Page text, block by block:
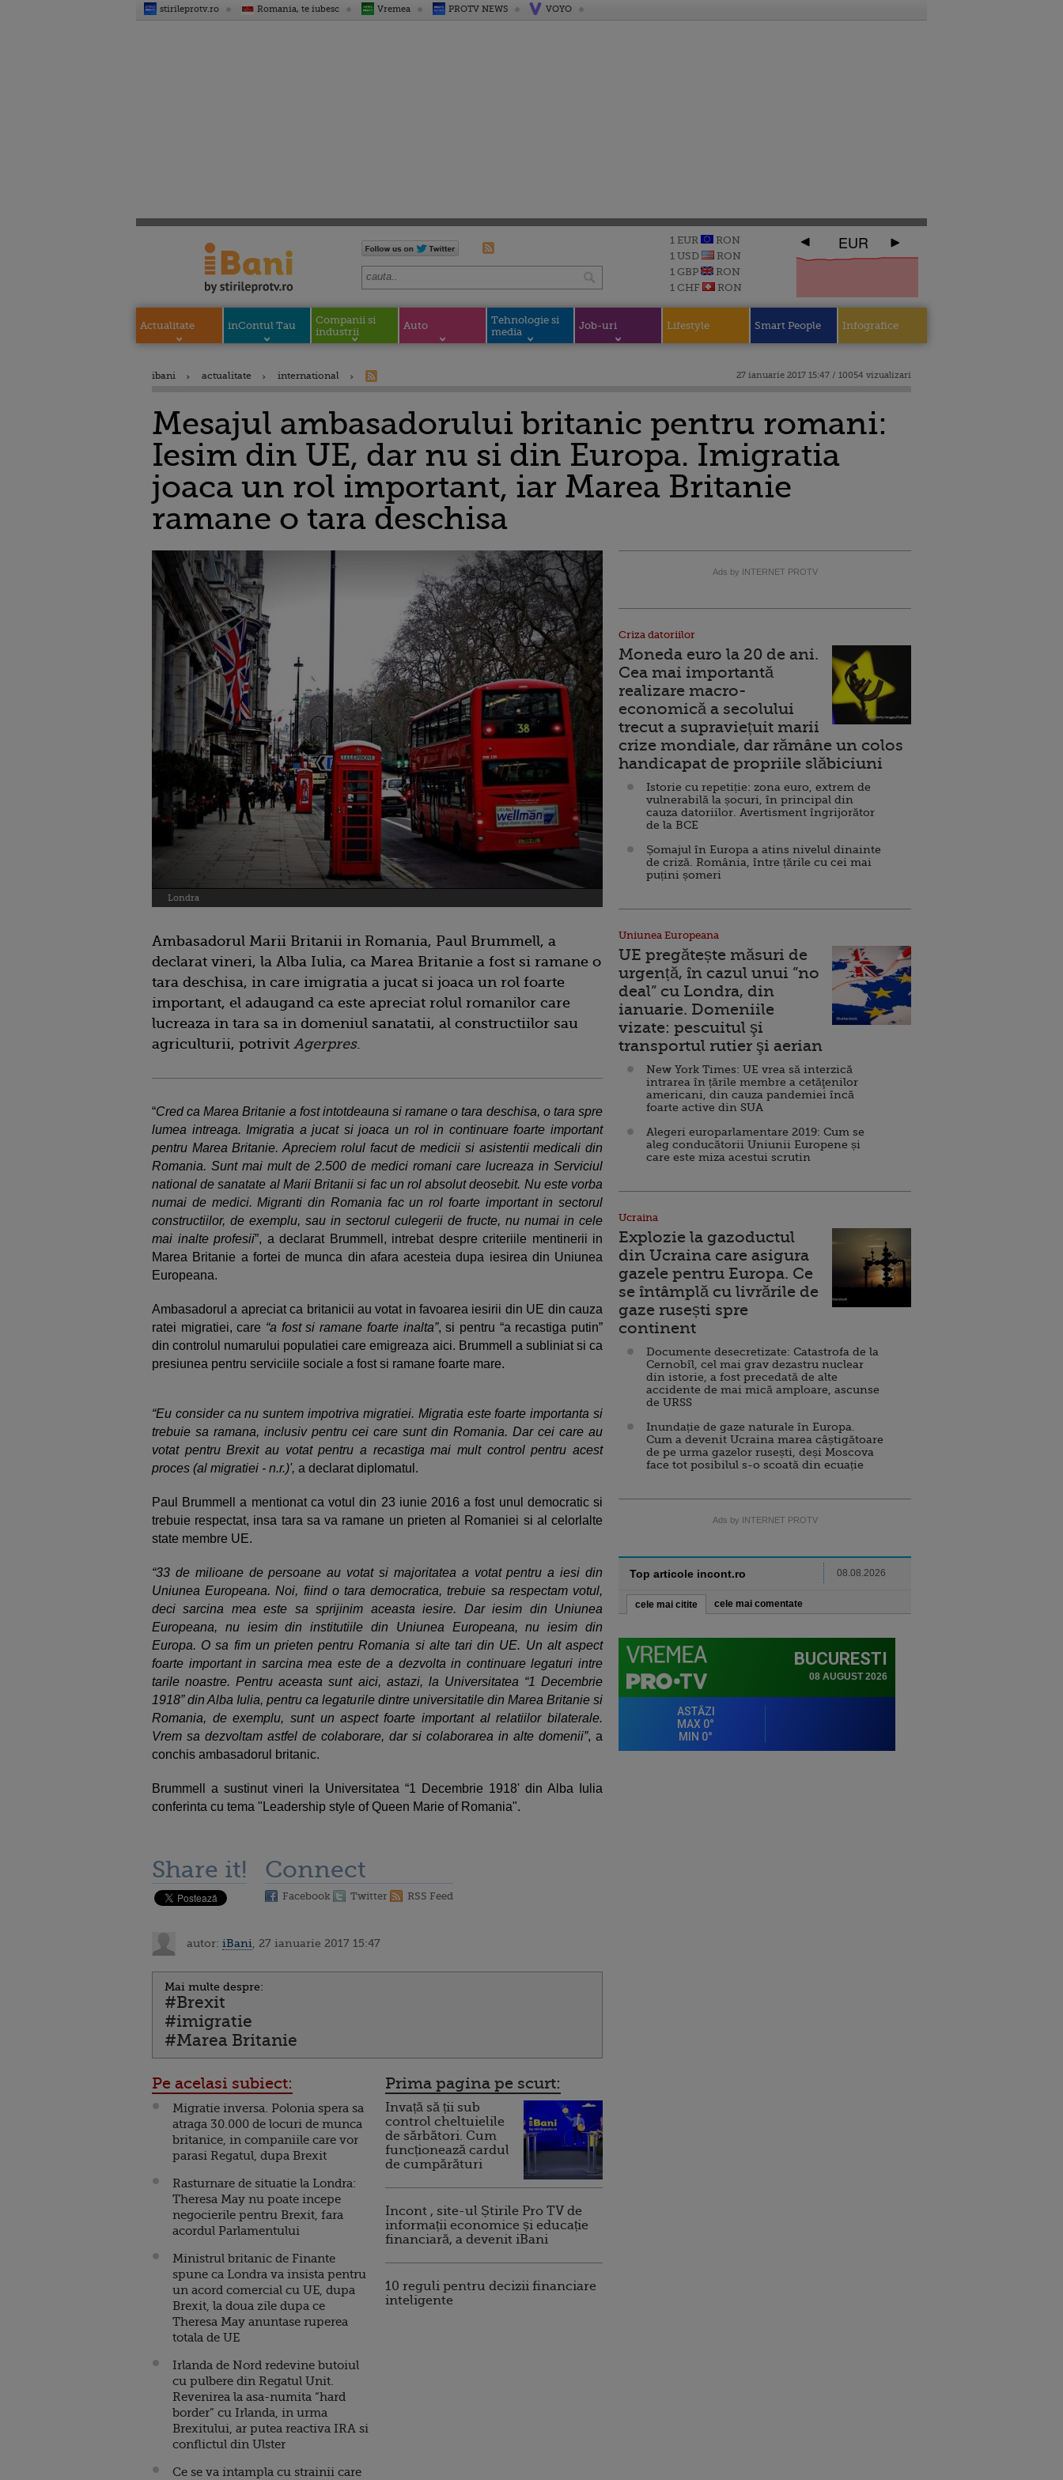
stirileprotv.ro Romania, te iubesc Vremea PROTV NEWS VOYO
1 EUR
RON
1 USD
RON
1 GBP
RON
1 CHF
RON
EUR
Actualitate inContul Tau
Companii si
industrii
Auto
Tehnologie si
media
Job-uri Lifestyle Smart People Infografice
ibani actualitate international 27 ianuarie 2017 15:47 / 10054 vizualizari
Mesajul ambasadorului britanic pentru romani:
Iesim din UE, dar nu si din Europa. Imigratia
joaca un rol important, iar Marea Britanie
ramane o tara deschisa
Londra
Ambasadorul Marii Britanii in Romania, Paul Brummell, a
declarat vineri, la Alba Iulia, ca Marea Britanie a fost si ramane o
tara deschisa, in care imigratia a jucat si joaca un rol foarte
important, el adaugand ca este apreciat rolul romanilor care
lucreaza in tara sa in domeniul sanatatii, al constructiilor sau
agriculturii, potrivit Agerpres.
“Cred ca Marea Britanie a fost intotdeauna si ramane o tara deschisa, o tara spre
lumea intreaga. Imigratia a jucat si joaca un rol in continuare foarte important
pentru Marea Britanie. Apreciem rolul facut de medicii si asistentii medicali din
Romania. Sunt mai mult de 2.500 de medici romani care lucreaza in Serviciul
national de sanatate al Marii Britanii si fac un rol absolut deosebit. Nu este vorba
numai de medici. Migranti din Romania fac un rol foarte important in sectorul
constructiilor, de exemplu, sau in sectorul culegerii de fructe, nu numai in cele
mai inalte profesii”, a declarat Brummell, intrebat despre criteriile mentinerii in
Marea Britanie a fortei de munca din afara acesteia dupa iesirea din Uniunea
Europeana.
Ambasadorul a apreciat ca britanicii au votat in favoarea iesirii din UE din cauza
ratei migratiei, care “a fost si ramane foarte inalta”, si pentru “a recastiga putin”
din controlul numarului populatiei care emigreaza aici. Brummell a subliniat si ca
presiunea pentru serviciile sociale a fost si ramane foarte mare.
“Eu consider ca nu suntem impotriva migratiei. Migratia este foarte importanta si
trebuie sa ramana, inclusiv pentru cei care sunt din Romania. Dar cei care au
votat pentru Brexit au votat pentru a recastiga mai mult control pentru acest
proces (al migratiei - n.r.)', a declarat diplomatul.
Paul Brummell a mentionat ca votul din 23 iunie 2016 a fost unul democratic si
trebuie respectat, insa tara sa va ramane un prieten al Romaniei si al celorlalte
state membre UE.
“33 de milioane de persoane au votat si majoritatea a votat pentru a iesi din
Uniunea Europeana. Noi, fiind o tara democratica, trebuie sa respectam votul,
deci sarcina mea este sa sprijinim aceasta iesire. Dar iesim din Uniunea
Europeana, nu iesim din institutiile din Uniunea Europeana, nu iesim din
Europa. O sa fim un prieten pentru Romania si alte tari din UE. Un alt aspect
foarte important in sarcina mea este de a dezvolta in continuare legaturi intre
tarile noastre. Pentru aceasta sunt aici, astazi, la Universitatea “1 Decembrie
1918” din Alba Iulia, pentru ca legaturile dintre universitatile din Marea Britanie si
Romania, de exemplu, sunt un aspect foarte important al relatiilor bilaterale.
Vrem sa dezvoltam astfel de colaborare, dar si colaborarea in alte domenii”, a
conchis ambasadorul britanic.
Brummell a sustinut vineri la Universitatea “1 Decembrie 1918' din Alba Iulia
conferinta cu tema "Leadership style of Queen Marie of Romania".
Share it! Connect
Facebook Twitter RSS Feed
autor: iBani , 27 ianuarie 2017 15:47
Mai multe despre:
#Brexit
#imigratie
#Marea Britanie
Pe acelasi subiect:
Migratie inversa. Polonia spera sa
atraga 30.000 de locuri de munca
britanice, in companiile care vor
parasi Regatul, dupa Brexit
Rasturnare de situatie la Londra:
Theresa May nu poate incepe
negocierile pentru Brexit, fara
acordul Parlamentului
Ministrul britanic de Finante
spune ca Londra va insista pentru
un acord comercial cu UE, dupa
Brexit, la doua zile dupa ce
Theresa May anuntase ruperea
totala de UE
Irlanda de Nord redevine butoiul
cu pulbere din Regatul Unit.
Revenirea la asa-numita “hard
border” cu Irlanda, in urma
Brexitului, ar putea reactiva IRA si
conflictul din Ulster
Ce se va intampla cu strainii care
Prima pagina pe scurt:
Invață să ții sub
control cheltuielile
de sărbători. Cum
funcționează cardul
de cumpărături
Incont , site-ul Știrile Pro TV de
informații economice și educație
financiară, a devenit iBani
10 reguli pentru decizii financiare
inteligente
Ads by INTERNET PROTV
Criza datoriilor
Moneda euro la 20 de ani.
Cea mai importantă
realizare macro-
economică a secolului
trecut a supraviețuit marii
crize mondiale, dar rămâne un colos
handicapat de propriile slăbiciuni
Istorie cu repetiție: zona euro, extrem de
vulnerabilă la șocuri, în principal din
cauza datoriilor. Avertisment îngrijorător
de la BCE
Șomajul în Europa a atins nivelul dinainte
de criză. România, între țările cu cei mai
puțini șomeri
Uniunea Europeana
UE pregătește măsuri de
urgență, în cazul unui ”no
deal” cu Londra, din
ianuarie. Domeniile
vizate: pescuitul şi
transportul rutier şi aerian
New York Times: UE vrea să interzică
intrarea în țările membre a cetăţenilor
americani, din cauza pandemiei încă
foarte active din SUA
Alegeri europarlamentare 2019: Cum se
aleg conducătorii Uniunii Europene și
care este miza acestui scrutin
Ucraina
Explozie la gazoductul
din Ucraina care asigura
gazele pentru Europa. Ce
se întâmplă cu livrările de
gaze rusești spre
continent
Documente desecretizate: Catastrofa de la
Cernobîl, cel mai grav dezastru nuclear
din istorie, a fost precedată de alte
accidente de mai mică amploare, ascunse
de URSS
Inundație de gaze naturale în Europa.
Cum a devenit Ucraina marea câștigătoare
de pe urma gazelor rusești, deși Moscova
face tot posibilul s-o scoată din ecuație
Ads by INTERNET PROTV
Top articole incont.ro 08.08.2026
cele mai citite cele mai comentate